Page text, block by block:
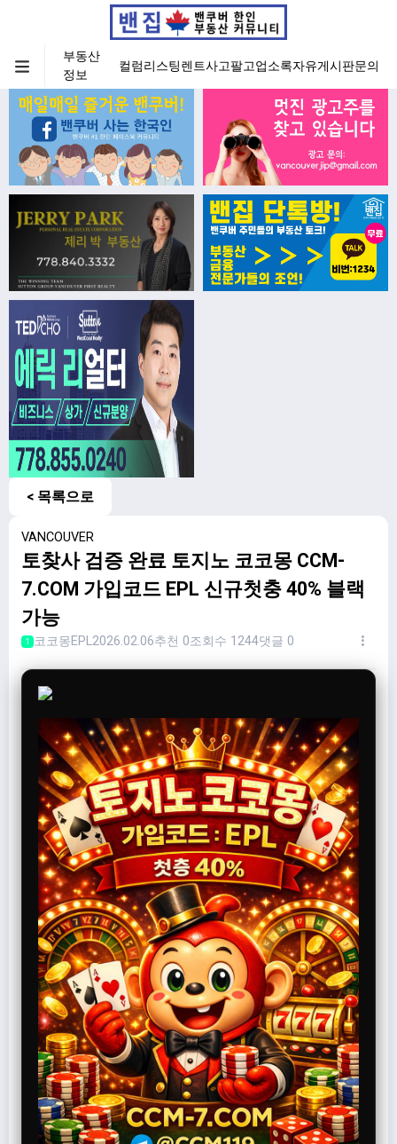
부동산
정보
컬럼리스팅렌트사고팔고업소록자유게시판문의
< 목록으로
VANCOUVER
토찾사 검증 완료 토지노 코코몽 CCM-
7.COM 가입코드 EPL 신규첫충 40% 블랙
가능
1 코코몽EPL2026.02.06추천 0조회수 1244댓글 0